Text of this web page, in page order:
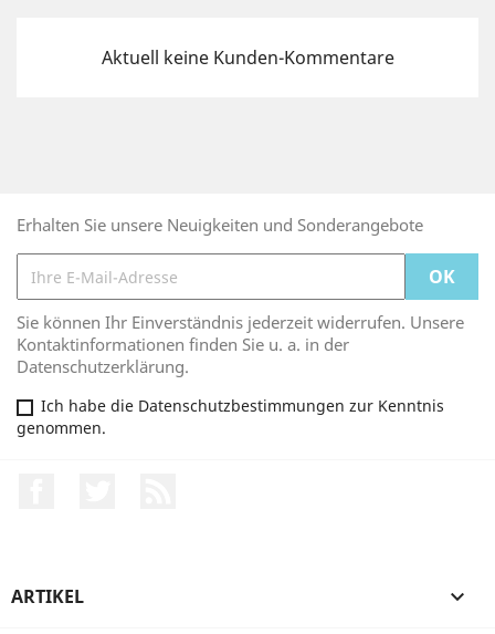
Aktuell keine Kunden-Kommentare
Erhalten Sie unsere Neuigkeiten und Sonderangebote
Sie können Ihr Einverständnis jederzeit widerrufen. Unsere
Kontaktinformationen finden Sie u. a. in der
Datenschutzerklärung.
Ich habe die Datenschutzbestimmungen zur Kenntnis
genommen.
ARTIKEL 